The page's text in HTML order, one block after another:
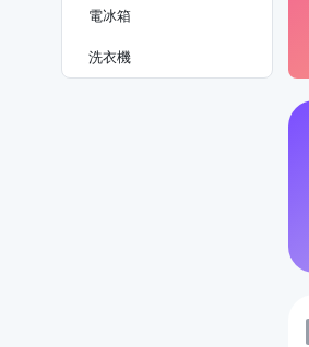
電冰箱
洗衣機